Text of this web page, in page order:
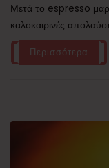
Μετά το espresso
καλοκαιρινές
Περισσότερα